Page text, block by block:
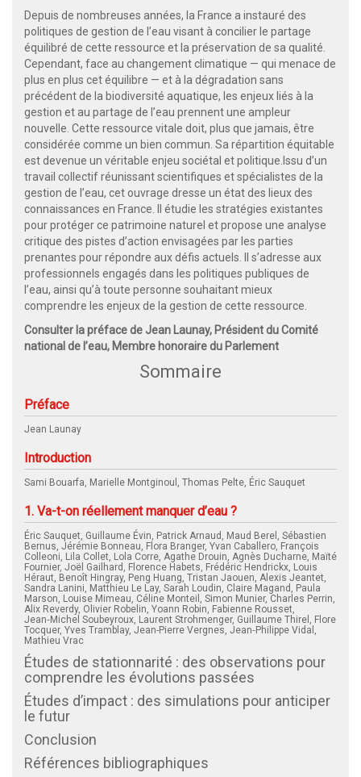
Depuis de nombreuses années, la France a instauré des
politiques de gestion de l’eau visant à concilier le partage
équilibré de cette ressource et la préservation de sa qualité.
Cependant, face au changement climatique — qui menace de
plus en plus cet équilibre — et à la dégradation sans
précédent de la biodiversité aquatique, les enjeux liés à la
gestion et au partage de l’eau prennent une ampleur
nouvelle. Cette ressource vitale doit, plus que jamais, être
considérée comme un bien commun. Sa répartition équitable
est devenue un véritable enjeu sociétal et politique.Issu d’un
travail collectif réunissant scientifiques et spécialistes de la
gestion de l’eau, cet ouvrage dresse un état des lieux des
connaissances en France. Il étudie les stratégies existantes
pour protéger ce patrimoine naturel et propose une analyse
critique des pistes d’action envisagées par les parties
prenantes pour répondre aux défis actuels. Il s’adresse aux
professionnels engagés dans les politiques publiques de
l’eau, ainsi qu’à toute personne souhaitant mieux
comprendre les enjeux de la gestion de cette ressource.
Consulter la préface de Jean Launay, Président du Comité
national de l’eau, Membre honoraire du Parlement
Sommaire
Préface
Jean Launay
Introduction
Sami Bouarfa, Marielle Montginoul, Thomas Pelte, Éric Sauquet
1. Va-t-on réellement manquer d’eau ?
Éric Sauquet, Guillaume Évin, Patrick Arnaud, Maud Berel, Sébastien
Bernus, Jérémie Bonneau, Flora Branger, Yvan Caballero, François
Colleoni, Lila Collet, Lola Corre, Agathe Drouin, Agnès Ducharne, Maïté
Fournier, Joël Gailhard, Florence Habets, Frédéric Hendrickx, Louis
Héraut, Benoît Hingray, Peng Huang, Tristan Jaouen, Alexis Jeantet,
Sandra Lanini, Matthieu Le Lay, Sarah Loudin, Claire Magand, Paula
Marson, Louise Mimeau, Céline Monteil, Simon Munier, Charles Perrin,
Alix Reverdy, Olivier Robelin, Yoann Robin, Fabienne Rousset,
Jean‑Michel Soubeyroux, Laurent Strohmenger, Guillaume Thirel, Flore
Tocquer, Yves Tramblay, Jean-Pierre Vergnes, Jean‑Philippe Vidal,
Mathieu Vrac
Études de stationnarité : des observations pour
comprendre les évolutions passées
Études d’impact : des simulations pour anticiper
le futur
Conclusion
Références bibliographiques